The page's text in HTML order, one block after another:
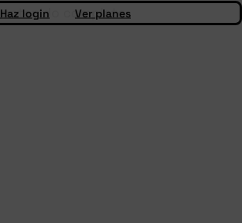
Haz login Ver planes